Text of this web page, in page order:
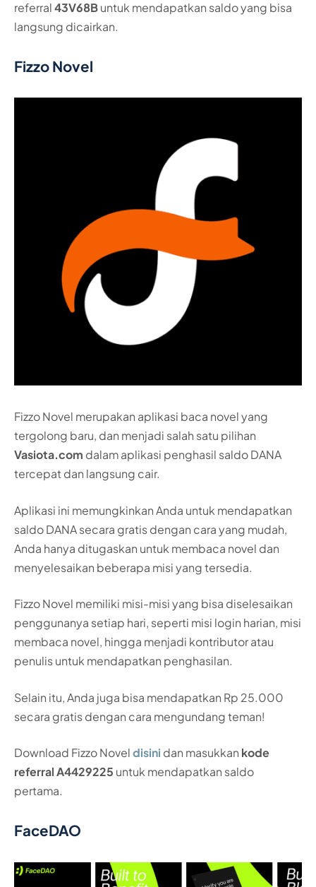
referral43V68Buntuk mendapatkan saldo yang bisa
langsung dicairkan.
Fizzo Novel
Fizzo Novel merupakan aplikasi baca novel yang
tergolong baru, dan menjadi salah satu pilihan
Vasiota.com dalam aplikasi penghasil saldo DANA
tercepat dan langsung cair.
Aplikasi ini memungkinkan Anda untuk mendapatkan
saldo DANA secara gratis dengan cara yang mudah,
Anda hanya ditugaskan untuk membaca novel dan
menyelesaikan beberapa misi yang tersedia.
Fizzo Novel memiliki misi-misi yang bisa diselesaikan
penggunanya setiap hari, seperti misi login harian, misi
membaca novel, hingga menjadi kontributor atau
penulis untuk mendapatkan penghasilan.
Selain itu, Anda juga bisa mendapatkan Rp 25.000
secara gratis dengan cara mengundang teman!
Download Fizzo Noveldisini dan masukkan kode
referral A4429225 untuk mendapatkan saldo
pertama.
FaceDAO